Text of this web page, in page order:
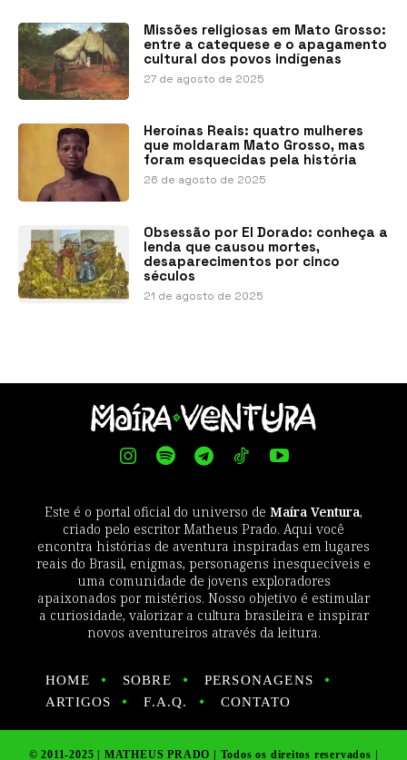
Missões religiosas em Mato Grosso:
entre a catequese e o apagamento
cultural dos povos indígenas
27 de agosto de 2025
Heroínas Reais: quatro mulheres
que moldaram Mato Grosso, mas
foram esquecidas pela história
26 de agosto de 2025
Obsessão por El Dorado: conheça a
lenda que causou mortes,
desaparecimentos por cinco
séculos
21 de agosto de 2025
Este é o portal oficial do universo de Maíra Ventura,
criado pelo escritor Matheus Prado. Aqui você
encontra histórias de aventura inspiradas em lugares
reais do Brasil, enigmas, personagens inesquecíveis e
uma comunidade de jovens exploradores
apaixonados por mistérios. Nosso objetivo é estimular
a curiosidade, valorizar a cultura brasileira e inspirar
novos aventureiros através da leitura.
HOME SOBRE
PERSONAGENS
ARTIGOS
F.A.Q. CONTATO
© 2011-2025 | MATHEUS PRADO | Todos os direitos reservados |